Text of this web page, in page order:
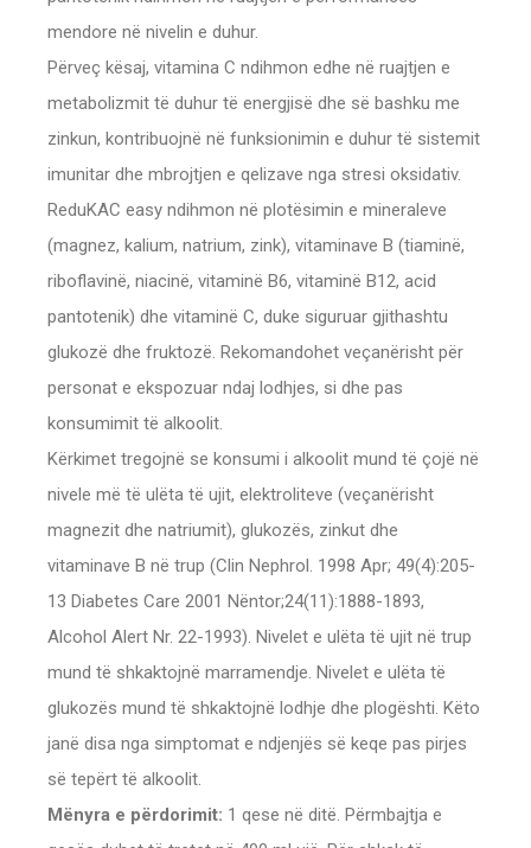
mendore në nivelin e duhur.
Përveç kësaj, vitamina C ndihmon edhe në ruajtjen e
metabolizmit të duhur të energjisë dhe së bashku me
zinkun, kontribuojnë në funksionimin e duhur të sistemit
imunitar dhe mbrojtjen e qelizave nga stresi oksidativ.
ReduKAC easy ndihmon në plotësimin e mineraleve
(magnez, kalium, natrium, zink), vitaminave B (tiaminë,
riboflavinë, niacinë, vitaminë B6, vitaminë B12, acid
pantotenik) dhe vitaminë C, duke siguruar gjithashtu
glukozë dhe fruktozë. Rekomandohet veçanërisht për
personat e ekspozuar ndaj lodhjes, si dhe pas
konsumimit të alkoolit.
Kërkimet tregojnë se konsumi i alkoolit mund të çojë në
nivele më të ulëta të ujit, elektroliteve (veçanërisht
magnezit dhe natriumit), glukozës, zinkut dhe
vitaminave B në trup (Clin Nephrol. 1998 Apr; 49(4):205-
13 Diabetes Care 2001 Nëntor;24(11):1888-1893,
Alcohol Alert Nr. 22-1993). Nivelet e ulëta të ujit në trup
mund të shkaktojnë marramendje. Nivelet e ulëta të
glukozës mund të shkaktojnë lodhje dhe plogështi. Këto
janë disa nga simptomat e ndjenjës së keqe pas pirjes
së tepërt të alkoolit.
Mënyra e përdorimit: 1 qese në ditë. Përmbajtja e